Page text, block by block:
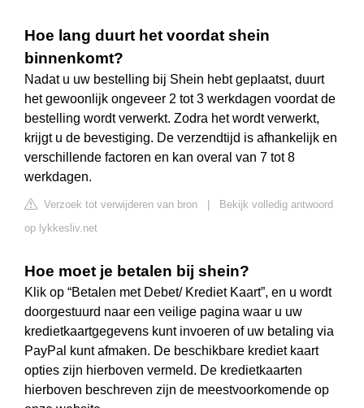
Hoe lang duurt het voordat shein
binnenkomt?
Nadat u uw bestelling bij Shein hebt geplaatst, duurt
het gewoonlijk ongeveer 2 tot 3 werkdagen voordat de
bestelling wordt verwerkt. Zodra het wordt verwerkt,
krijgt u de bevestiging. De verzendtijd is afhankelijk en
verschillende factoren en kan overal van 7 tot 8
werkdagen.
Verzoek tot verwijderen van bron
Bekijk volledig antwoord
op lykkesliv.net
Hoe moet je betalen bij shein?
Klik op “Betalen met Debet/ Krediet Kaart”, en u wordt
doorgestuurd naar een veilige pagina waar u uw
kredietkaartgegevens kunt invoeren of uw betaling via
PayPal kunt afmaken. De beschikbare krediet kaart
opties zijn hierboven vermeld. De kredietkaarten
hierboven beschreven zijn de meestvoorkomende op